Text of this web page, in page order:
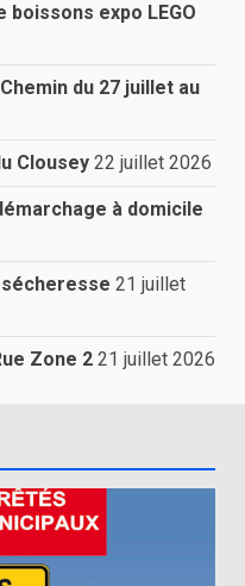
expo LEGO
du 27 juillet au
Clousey 22 juillet 2026
à domicile
21 juillet
Zone 2 21 juillet 2026